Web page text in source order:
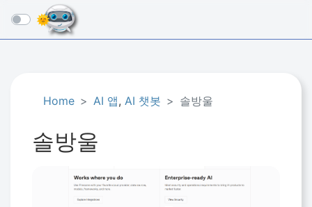
☰
Home AI 앱, AI 챗봇 솔방울
솔방울